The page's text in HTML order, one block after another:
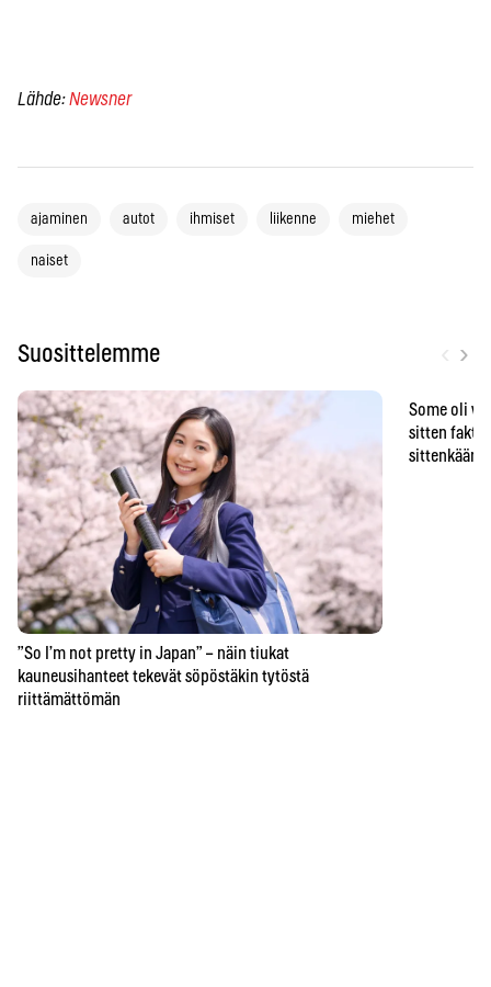
Lähde:Newsner
ajaminen autot ihmiset liikenne miehet
naiset
Suosittelemme ›
”So I’m not pretty in Japan” – näin tiukat
kauneusihanteet tekevät söpöstäkin tytöstä
riittämättömän
Some oli
sitten
sittenkään